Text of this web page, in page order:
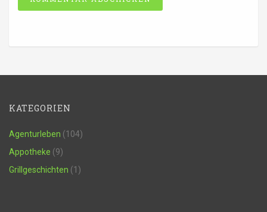
KATEGORIEN
Agenturleben (104)
Appotheke (9)
Grillgeschichten (1)